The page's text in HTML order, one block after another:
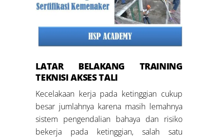
LATAR BELAKANG
TRAINING
TEKNISI AKSES TALI
Kecelakaan kerja pada ketinggian cukup
besar jumlahnya karena masih lemahnya
sistem pengendalian bahaya dan risiko
bekerja pada ketinggian, salah satu